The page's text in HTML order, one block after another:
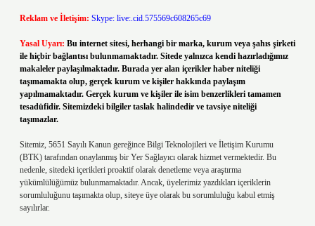
Reklam ve İletişim: Skype: live:.cid.575569c608265c69
Yasal Uyarı: Bu internet sitesi, herhangi bir marka, kurum veya şahıs şirketi
ile hiçbir bağlantısı bulunmamaktadır. Sitede yalnızca kendi hazırladığımız
makaleler paylaşılmaktadır. Burada yer alan içerikler haber niteliği
taşımamakta olup, gerçek kurum ve kişiler hakkında paylaşım
yapılmamaktadır. Gerçek kurum ve kişiler ile isim benzerlikleri tamamen
tesadüfidir. Sitemizdeki bilgiler taslak halindedir ve tavsiye niteliği
taşımazlar.
Sitemiz, 5651 Sayılı Kanun gereğince Bilgi Teknolojileri ve İletişim Kurumu
(BTK) tarafından onaylanmış bir Yer Sağlayıcı olarak hizmet vermektedir. Bu
nedenle, sitedeki içerikleri proaktif olarak denetleme veya araştırma
yükümlülüğümüz bulunmamaktadır. Ancak, üyelerimiz yazdıkları içeriklerin
sorumluluğunu taşımakta olup, siteye üye olarak bu sorumluluğu kabul etmiş
sayılırlar.